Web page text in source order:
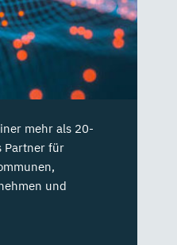
mehr als 20-
Partner für
und